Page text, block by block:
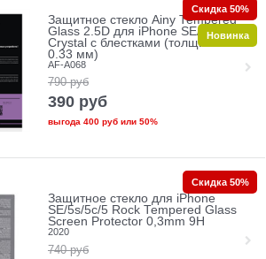
Защитное стекло Ainy Tempered
Glass 2.5D для iPhone SE/5/5c/5s
Crystal с блестками (толщина
0.33 мм)
AF-A068
790 руб
390 руб
выгода 400 рубили 50%
Скидка 50%
Новинка
Защитное стекло для iPhone
SE/5s/5с/5 Rock Tempered Glass
Screen Protector 0,3mm 9H
2020
740 руб
Скидка 50%